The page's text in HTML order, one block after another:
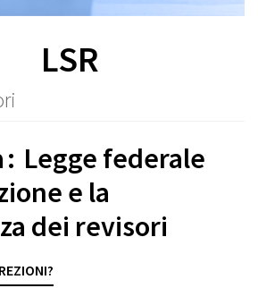
LSR
: Legge federale
e la
dei revisori